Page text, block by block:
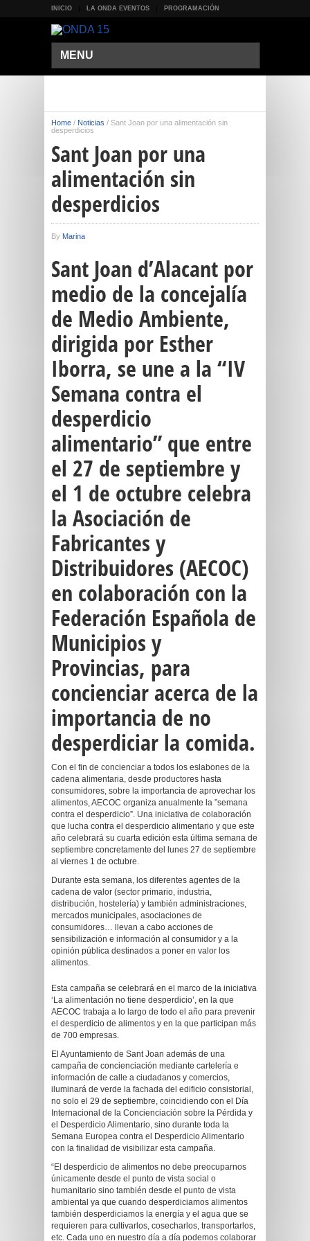
INICIO LA ONDA EVENTOS PROGRAMACIÓN
MENU
Home / Noticias / Sant Joan por una alimentación sin
desperdicios
Sant Joan por una
alimentación sin
desperdicios
By Marina
Sant Joan d’Alacant por
medio de la concejalía
de Medio Ambiente,
dirigida por Esther
Iborra, se une a la “IV
Semana contra el
desperdicio
alimentario” que entre
el 27 de septiembre y
el 1 de octubre celebra
la Asociación de
Fabricantes y
Distribuidores (AECOC)
en colaboración con la
Federación Española de
Municipios y
Provincias, para
concienciar acerca de la
importancia de no
desperdiciar la comida.
Con el fin de concienciar a todos los eslabones de la
cadena alimentaria, desde productores hasta
consumidores, sobre la importancia de aprovechar los
alimentos, AECOC organiza anualmente la ”semana
contra el desperdicio”. Una iniciativa de colaboración
que lucha contra el desperdicio alimentario y que este
año celebrará su cuarta edición esta última semana de
septiembre concretamente del lunes 27 de septiembre
al viernes 1 de octubre.
Durante esta semana, los diferentes agentes de la
cadena de valor (sector primario, industria,
distribución, hostelería) y también administraciones,
mercados municipales, asociaciones de
consumidores… llevan a cabo acciones de
sensibilización e información al consumidor y a la
opinión pública destinados a poner en valor los
alimentos.
Esta campaña se celebrará en el marco de la iniciativa
‘La alimentación no tiene desperdicio’, en la que
AECOC trabaja a lo largo de todo el año para prevenir
el desperdicio de alimentos y en la que participan más
de 700 empresas.
El Ayuntamiento de Sant Joan además de una
campaña de concienciación mediante cartelería e
información de calle a ciudadanos y comercios,
iluminará de verde la fachada del edificio consistorial,
no solo el 29 de septiembre, coincidiendo con el Día
Internacional de la Concienciación sobre la Pérdida y
el Desperdicio Alimentario, sino durante toda la
Semana Europea contra el Desperdicio Alimentario
con la finalidad de visibilizar esta campaña.
“El desperdicio de alimentos no debe preocuparnos
únicamente desde el punto de vista social o
humanitario sino también desde el punto de vista
ambiental ya que cuando desperdiciamos alimentos
también desperdiciamos la energía y el agua que se
requieren para cultivarlos, cosecharlos, transportarlos,
etc. Cada uno en nuestro día a día podemos colaborar